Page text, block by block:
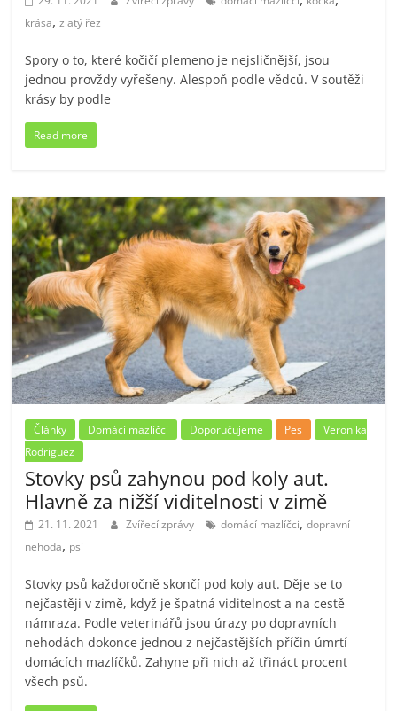
krása,zlatý řez
Spory o to, které kočičí plemeno je nejsličnější, jsou
jednou provždy vyřešeny. Alespoň podle vědců. V soutěži
krásy by podle
Read more
Články Domácí mazlíčci Doporučujeme Pes
Veronika
Rodriguez
Stovky psů zahynou pod koly aut.
Hlavně za nižší viditelnosti v zimě
21. 11. 2021 Zvířecí zprávy domácí mazlíčci,dopravní
nehoda, psi
Stovky psů každoročně skončí pod koly aut. Děje se to
nejčastěji v zimě, když je špatná viditelnost a na cestě
námraza. Podle veterinářů jsou úrazy po dopravních
nehodách dokonce jednou z nejčastějších příčin úmrtí
domácích mazlíčků. Zahyne při nich až třináct procent
všech psů.